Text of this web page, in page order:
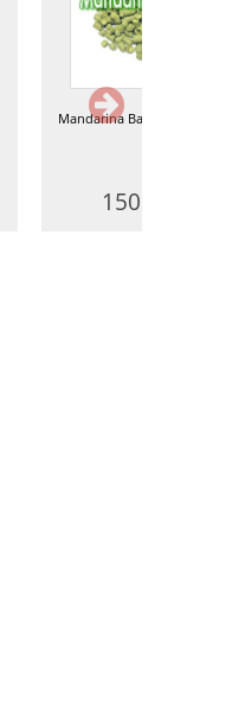
Mandarina Bavaria 8,3%, 50 г
150 руб.